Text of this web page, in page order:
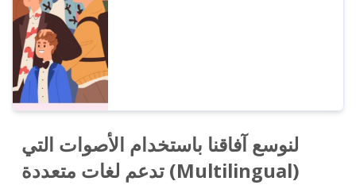
لنوسع آفاقنا باستخدام الأصوات التي
تدعم لغات متعددة (Multilingual)